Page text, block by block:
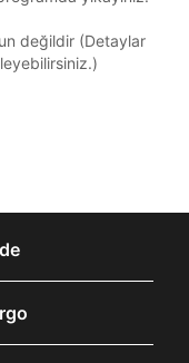
değildir (Detaylar